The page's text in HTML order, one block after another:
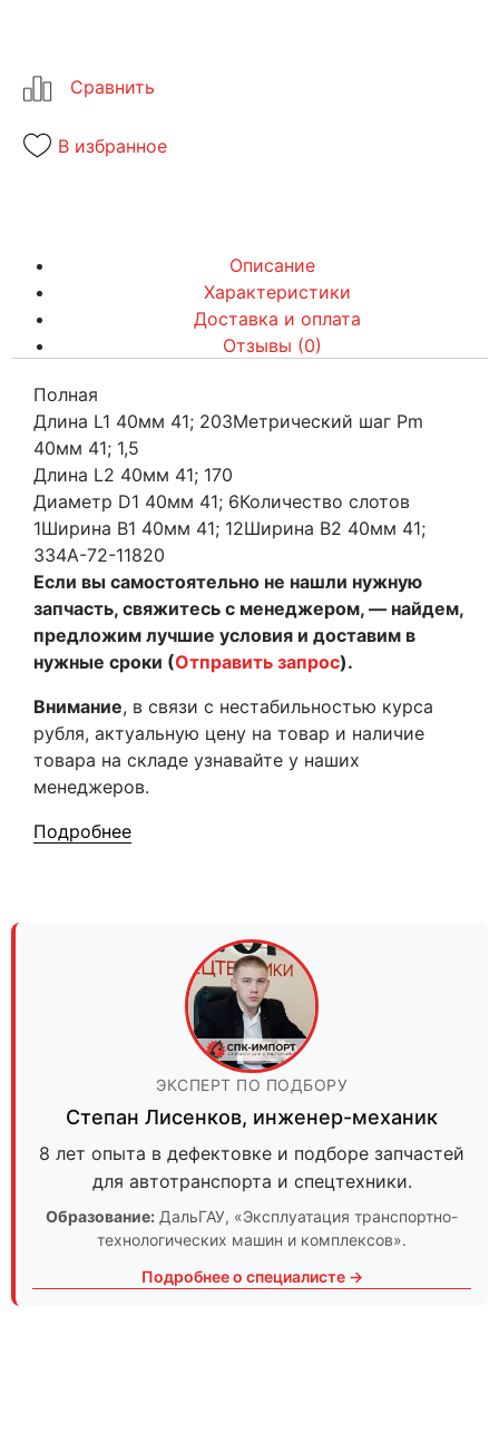
В избранное
Описание
Характеристики
Доставка и оплата
Отзывы (0)
Полная
Длина L1 40мм 41; 203Метрический шаг Pm
40мм 41; 1,5
Длина L2 40мм 41; 170
Диаметр D1 40мм 41; 6Количество слотов
1Ширина B1 40мм 41; 12Ширина B2 40мм 41;
334A-72-11820
Если вы самостоятельно не нашли нужную
запчасть, свяжитесь с менеджером, — найдем,
предложим лучшие условия и доставим в
нужные сроки (Отправить запрос).
Внимание, в связи с нестабильностью курса
рубля, актуальную цену на товар и наличие
товара на складе узнавайте у наших
менеджеров.
Подробнее
ЭКСПЕРТ ПО ПОДБОРУ
Степан Лисенков, инженер-механик
8 лет опыта в дефектовке и подборе запчастей
для автотранспорта и спецтехники.
Образование: ДальГАУ, «Эксплуатация транспортно-
технологических машин и комплексов».
Подробнее о специалисте →